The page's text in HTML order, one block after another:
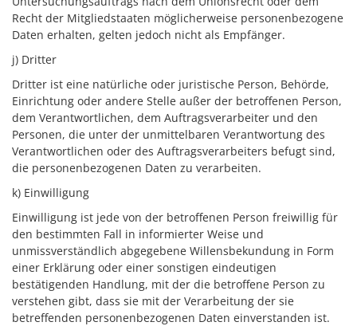
Recht der Mitgliedstaaten möglicherweise personenbezogene
Daten erhalten, gelten jedoch nicht als Empfänger.
j) Dritter
Dritter ist eine natürliche oder juristische Person, Behörde,
Einrichtung oder andere Stelle außer der betroffenen Person,
dem Verantwortlichen, dem Auftragsverarbeiter und den
Personen, die unter der unmittelbaren Verantwortung des
Verantwortlichen oder des Auftragsverarbeiters befugt sind,
die personenbezogenen Daten zu verarbeiten.
k) Einwilligung
Einwilligung ist jede von der betroffenen Person freiwillig für
den bestimmten Fall in informierter Weise und
unmissverständlich abgegebene Willensbekundung in Form
einer Erklärung oder einer sonstigen eindeutigen
bestätigenden Handlung, mit der die betroffene Person zu
verstehen gibt, dass sie mit der Verarbeitung der sie
betreffenden personenbezogenen Daten einverstanden ist.